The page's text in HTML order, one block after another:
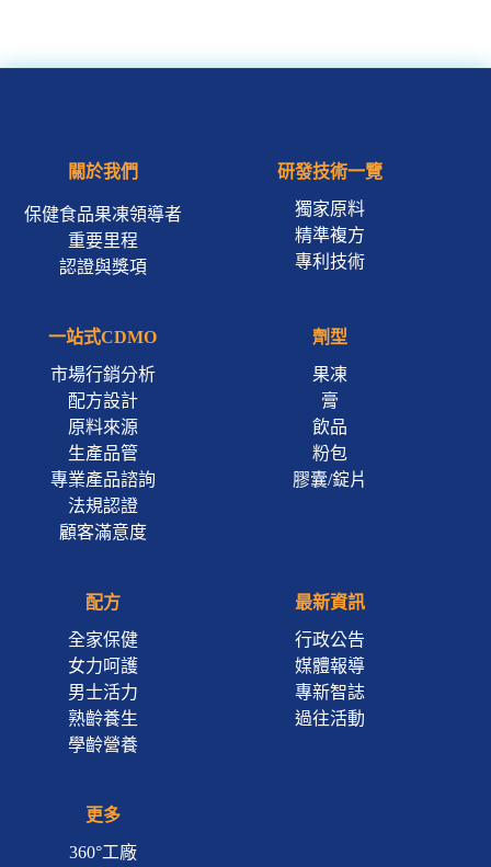
關於我們
保健食品果凍領導者
重要里程
認證與獎項
研發技術一覽
獨家原料
精準複方
專利技術
一站式CDMO
市場行銷分析
配方設計
原料來源
生產品管
專業產品諮詢
法規認證
顧客滿意度
劑型
果凍
膏
飲品
粉包
膠囊/錠片
配方
全家保健
女力呵護
男士活力
熟齡養生
學齡營養
最新資訊
行政公告
媒體報導
專新智誌
過往活動
更多
360°工廠